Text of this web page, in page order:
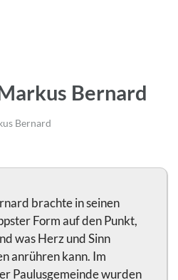
Bernard
Bernard
brachte in seinen
Form auf den Punkt,
was Herz und Sinn
anrühren kann. Im
Paulusgemeinde wurden